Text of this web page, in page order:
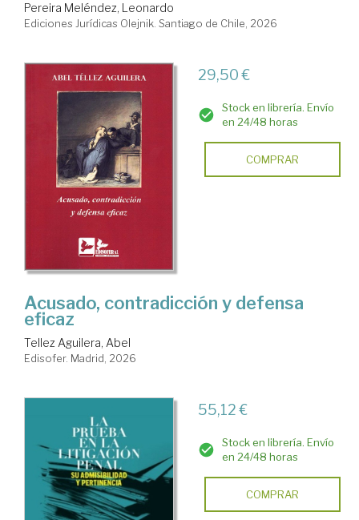
Pereira Meléndez, Leonardo
Ediciones Jurídicas Olejnik. Santiago de Chile, 2026
29,50 €
Stock en librería. Envío
en 24/48 horas
COMPRAR
Acusado, contradicción y defensa
eficaz
Tellez Aguilera, Abel
Edisofer. Madrid, 2026
55,12 €
Stock en librería. Envío
en 24/48 horas
COMPRAR